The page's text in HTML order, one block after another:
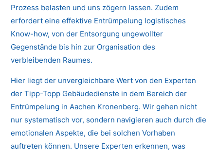
Prozess belasten und uns zögern lassen. Zudem
erfordert eine effektive Entrümpelung logistisches
Know-how, von der Entsorgung ungewollter
Gegenstände bis hin zur Organisation des
verbleibenden Raumes.
Hier liegt der unvergleichbare Wert von den Experten
der Tipp-Topp Gebäudedienste in dem Bereich der
Entrümpelung in Aachen Kronenberg. Wir gehen nicht
nur systematisch vor, sondern navigieren auch durch die
emotionalen Aspekte, die bei solchen Vorhaben
auftreten können. Unsere Experten erkennen, was